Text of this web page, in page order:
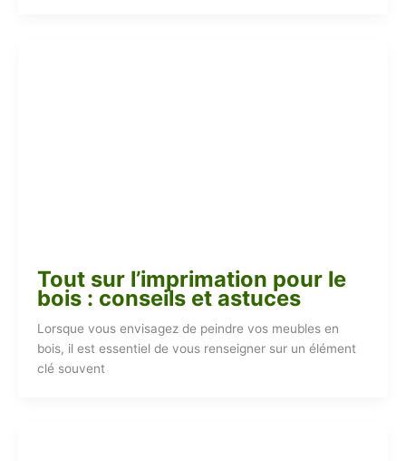
Tout sur l’imprimation pour le
bois : conseils et astuces
Lorsque vous envisagez de peindre vos meubles en
bois, il est essentiel de vous renseigner sur un élément
clé souvent